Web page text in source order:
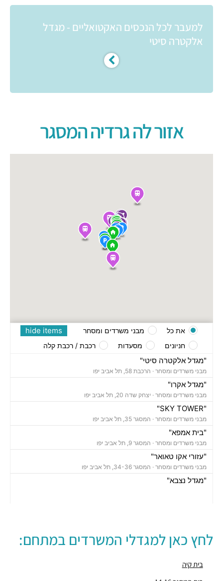
למעבר לכל הנכסים האקטואליים - מגדל
אלקטרה סיטי
אזור לה גרדיה המסגר
"מגדל אלקטרה סיטי"
מבני משרדים ומסחר · הרכבת 58, תל אביב יפו
"מגדל אקרו"
מבני משרדים ומסחר · יצחק שדה 20, תל אביב יפו
"SKY TOWER"
מבני משרדים ומסחר · המסגר 35, תל אביב יפו
"בית אמפא"
מבני משרדים ומסחר · המסגר 9, תל אביב יפו
"עזורי אקו טאואר"
מבני משרדים ומסחר · המסגר 34-36, תל אביב יפו
"מגדל נצבא"
חניונים ·הצפירה 8, תל אביב יפו
חניונים ·3Q5M+HQ תל אביב יפו
hide items את כל
מבני משרדים ומסחר
חניונים
מסעדות רכבת / רכבת קלה
לחץ כאן למגדלי המשרדים במתחם:
בית קיה